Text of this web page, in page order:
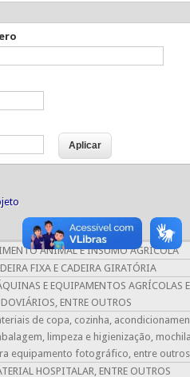
ANIMAL E INSUMO AGRÍCOLA
FIXA E CADEIRA GIRATÓRIA
E EQUIPAMENTOS AGRÍCOLAS E
ENTRE OUTROS
de copa, cozinha,
limpeza e higienização,
equipamento fotográfico, entre outros
HOSPITALAR, ENTRE OUTROS